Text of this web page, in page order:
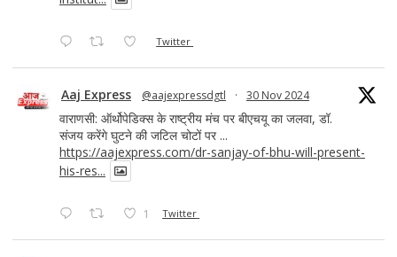
Twitter
Aaj Express @aajexpressdgtl · 30 Nov 2024
वाराणसी: ऑर्थोपेडिक्स के राष्ट्रीय मंच पर बीएचयू का जलवा, डॉ.
संजय करेंगे घुटने की जटिल चोटों पर ...
https://aajexpress.com/dr-sanjay-of-bhu-will-present-
his-res...
1 Twitter